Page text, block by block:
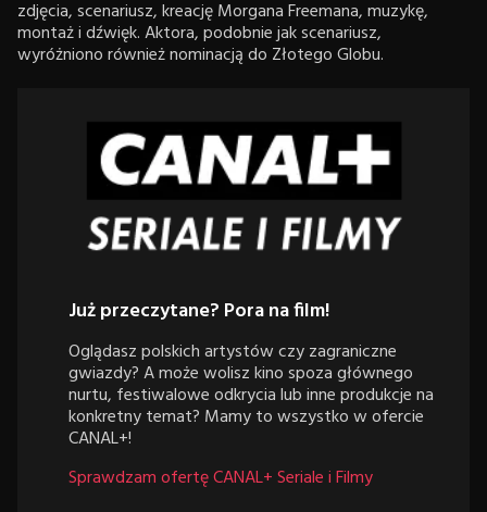
zdjęcia, scenariusz, kreację Morgana Freemana, muzykę,
montaż i dźwięk. Aktora, podobnie jak scenariusz,
wyróżniono również nominacją do Złotego Globu.
Już przeczytane? Pora na film!
Oglądasz polskich artystów czy zagraniczne
gwiazdy? A może wolisz kino spoza głównego
nurtu, festiwalowe odkrycia lub inne produkcje na
konkretny temat? Mamy to wszystko w ofercie
CANAL+!
Sprawdzam ofertę CANAL+ Seriale i Filmy